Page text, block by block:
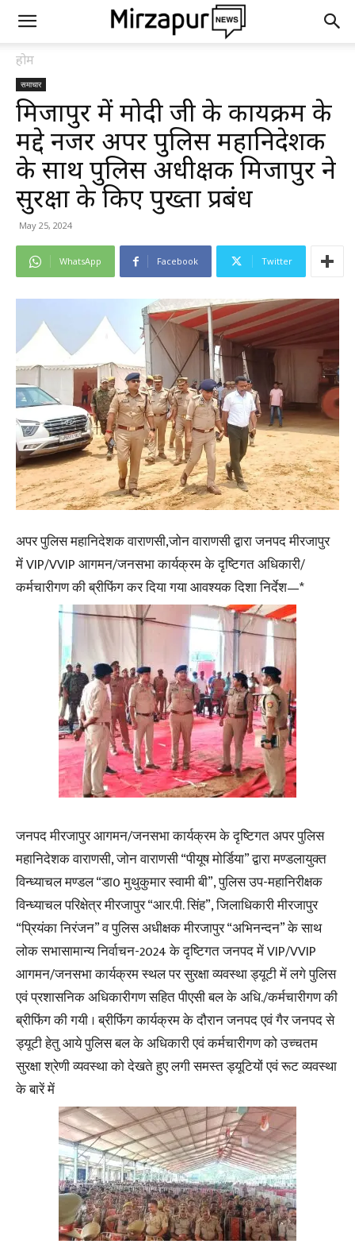
होम
समाचार
मिर्जापुर में मोदी जी के कार्यक्रम के
मद्दे नजर अपर पुलिस महानिदेशक
के साथ पुलिस अधीक्षक मिर्जापुर ने
सुरक्षा के किए पुख्ता प्रबंध
May 25, 2024
WhatsApp Facebook Twitter
अपर पुलिस महानिदेशक वाराणसी,जोन वाराणसी द्वारा जनपद मीरजापुर
में VIP/VVIP आगमन/जनसभा कार्यक्रम के दृष्टिगत अधिकारी/
कर्मचारीगण की ब्रीफिंग कर दिया गया आवश्यक दिशा निर्देश—*
जनपद मीरजापुर आगमन/जनसभा कार्यक्रम के दृष्टिगत अपर पुलिस
महानिदेशक वाराणसी, जोन वाराणसी “पीयूष मोर्डिया” द्वारा मण्डलायुक्त
विन्ध्याचल मण्डल “डा0 मुथुकुमार स्वामी बी”, पुलिस उप-महानिरीक्षक
विन्ध्याचल परिक्षेत्र मीरजापुर “आर.पी. सिंह”, जिलाधिकारी मीरजापुर
“प्रियंका निरंजन” व पुलिस अधीक्षक मीरजापुर “अभिनन्दन” के साथ
लोक सभासामान्य निर्वाचन-2024 के दृष्टिगत जनपद में VIP/VVIP
आगमन/जनसभा कार्यक्रम स्थल पर सुरक्षा व्यवस्था ड्यूटी में लगे पुलिस
एवं प्रशासनिक अधिकारीगण सहित पीएसी बल के अधि./कर्मचारीगण की
ब्रीफिंग की गयी । ब्रीफिंग कार्यक्रम के दौरान जनपद एवं गैर जनपद से
ड्यूटी हेतु आये पुलिस बल के अधिकारी एवं कर्मचारीगण को उच्चतम
सुरक्षा श्रेणी व्यवस्था को देखते हुए लगी समस्त ड्यूटियों एवं रूट व्यवस्था
के बारें में